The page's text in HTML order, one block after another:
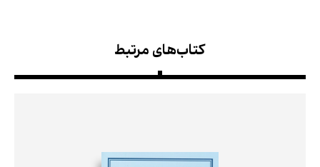
کتاب‌های مرتبط